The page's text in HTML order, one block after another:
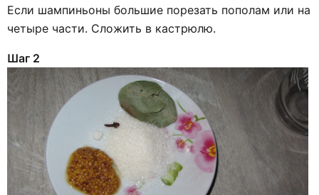
Если шампиньоны большие порезать пополам или на
четыре части. Сложить в кастрюлю.
Шаг 2